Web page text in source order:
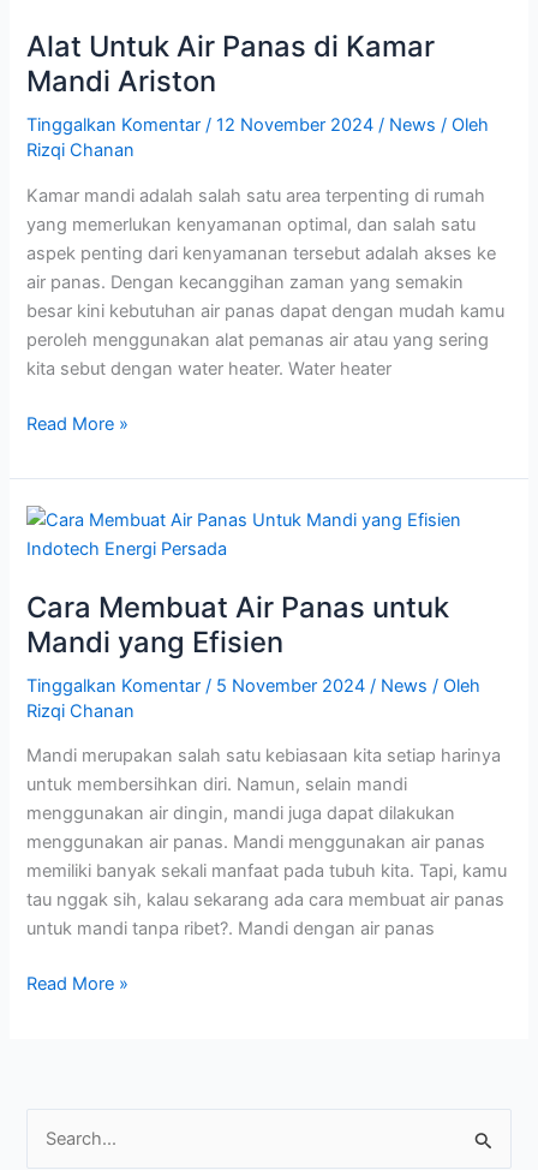
Alat Untuk Air Panas di Kamar
Mandi Ariston
Tinggalkan Komentar /12 November 2024/ News / Oleh
Rizqi Chanan
Kamar mandi adalah salah satu area terpenting di rumah
yang memerlukan kenyamanan optimal, dan salah satu
aspek penting dari kenyamanan tersebut adalah akses ke
air panas. Dengan kecanggihan zaman yang semakin
besar kini kebutuhan air panas dapat dengan mudah kamu
peroleh menggunakan alat pemanas air atau yang sering
kita sebut dengan water heater. Water heater
Panas
di
Mandi
Ariston
Read More »
Cara Membuat Air Panas untuk
Mandi yang Efisien
Tinggalkan Komentar / 5 November 2024/ News / Oleh
Rizqi Chanan
Mandi merupakan salah satu kebiasaan kita setiap harinya
untuk membersihkan diri. Namun, selain mandi
menggunakan air dingin, mandi juga dapat dilakukan
menggunakan air panas. Mandi menggunakan air panas
memiliki banyak sekali manfaat pada tubuh kita. Tapi, kamu
tau nggak sih, kalau sekarang ada cara membuat air panas
untuk mandi tanpa ribet?. Mandi dengan air panas
Cara
Membuat
Panas
untuk
yang
Efisien
Read More »